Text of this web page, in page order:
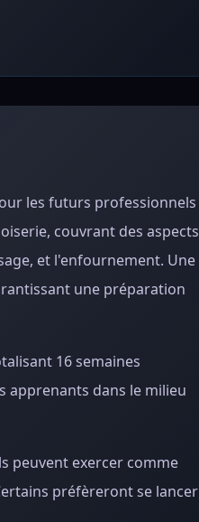
les futurs professionnels
couvrant des aspects
et l'enfournement. Une
une préparation
16 semaines
apprenants dans le milieu
peuvent exercer comme
préfèreront se lancer